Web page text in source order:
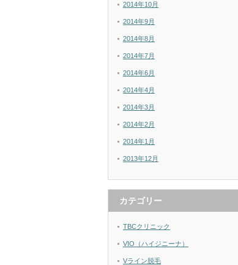
2014年10月
2014年9月
2014年8月
2014年7月
2014年6月
2014年4月
2014年3月
2014年2月
2014年1月
2013年12月
カテゴリー
TBCクリニック
VIO（ハイジニーナ）
Vライン脱毛